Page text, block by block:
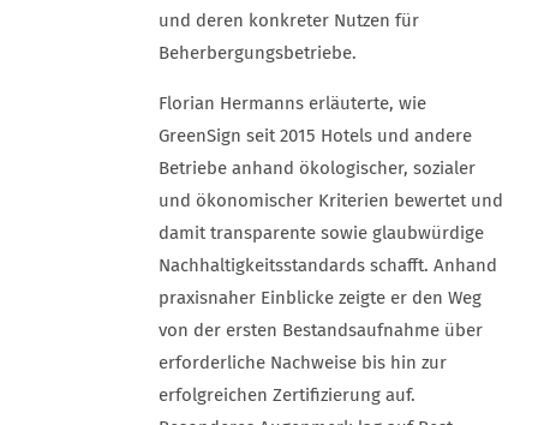
und deren konkreter Nutzen für
Beherbergungsbetriebe.
Florian Hermanns erläuterte, wie
GreenSign seit 2015 Hotels und andere
Betriebe anhand ökologischer, sozialer
und ökonomischer Kriterien bewertet und
damit transparente sowie glaubwürdige
Nachhaltigkeitsstandards schafft. Anhand
praxisnaher Einblicke zeigte er den Weg
von der ersten Bestandsaufnahme über
erforderliche Nachweise bis hin zur
erfolgreichen Zertifizierung auf.